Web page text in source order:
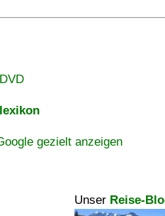
gezielt anzeigen
Unser Reise-